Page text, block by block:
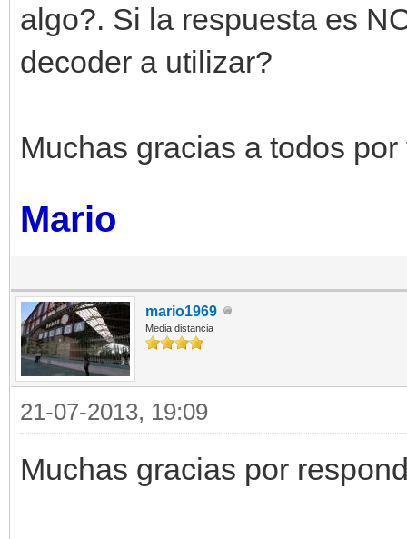
algo?. Si la respuesta es
decoder a utilizar?
Muchas gracias a todos
Mario
mario1969
Media distancia
21-07-2013, 19:09
Muchas gracias por